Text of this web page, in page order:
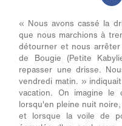
« Nous avons cassé la
que nous marchions à
détourner et nous
de Bougie (Petite
repasser une drisse.
vendredi matin. »
vacation. On imagine le
lorsqu'en pleine nuit
et lorsque la voile de